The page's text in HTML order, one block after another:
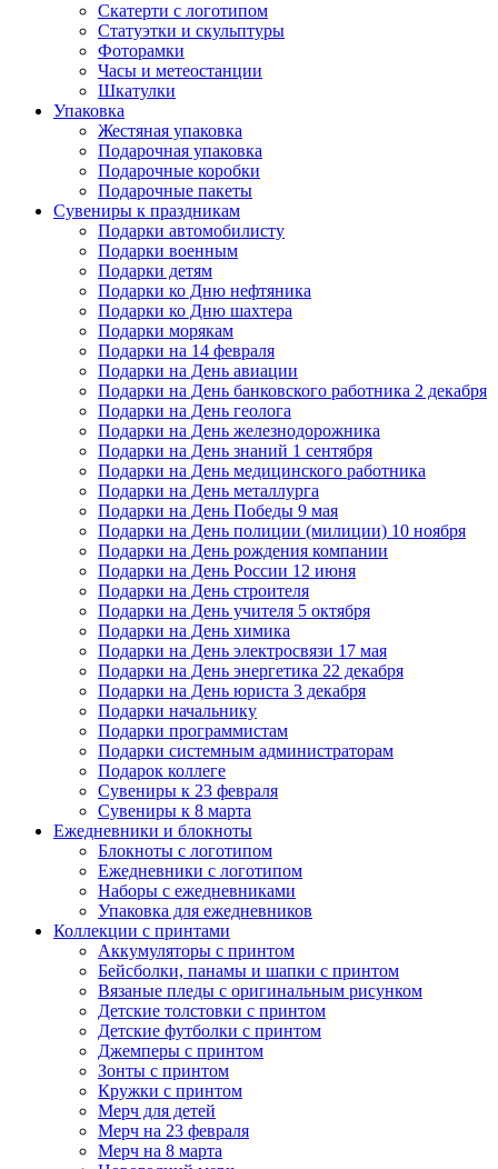
Скатерти с логотипом
Статуэтки и скульптуры
Фоторамки
Часы и метеостанции
Шкатулки
Упаковка
Жестяная упаковка
Подарочная упаковка
Подарочные коробки
Подарочные пакеты
Сувениры к праздникам
Подарки автомобилисту
Подарки военным
Подарки детям
Подарки ко Дню нефтяника
Подарки ко Дню шахтера
Подарки морякам
Подарки на 14 февраля
Подарки на День авиации
Подарки на День банковского работника 2 декабря
Подарки на День геолога
Подарки на День железнодорожника
Подарки на День знаний 1 сентября
Подарки на День медицинского работника
Подарки на День металлурга
Подарки на День Победы 9 мая
Подарки на День полиции (милиции) 10 ноября
Подарки на День рождения компании
Подарки на День России 12 июня
Подарки на День строителя
Подарки на День учителя 5 октября
Подарки на День химика
Подарки на День электросвязи 17 мая
Подарки на День энергетика 22 декабря
Подарки на День юриста 3 декабря
Подарки начальнику
Подарки программистам
Подарки системным администраторам
Подарок коллеге
Сувениры к 23 февраля
Сувениры к 8 марта
Ежедневники и блокноты
Блокноты с логотипом
Ежедневники с логотипом
Наборы с ежедневниками
Упаковка для ежедневников
Коллекции с принтами
Аккумуляторы с принтом
Бейсболки, панамы и шапки с принтом
Вязаные пледы с оригинальным рисунком
Детские толстовки с принтом
Детские футболки с принтом
Джемперы с принтом
Зонты с принтом
Кружки с принтом
Мерч для детей
Мерч на 23 февраля
Мерч на 8 марта